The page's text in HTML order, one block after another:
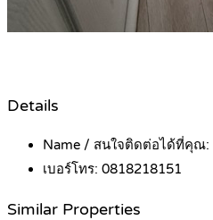
Details
Name / สนใจติดต่อได้ที่คุณ:
เบอร์โทร: 0818218151
Similar Properties